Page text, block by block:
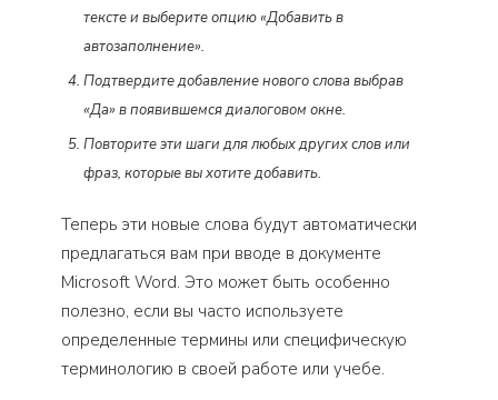
тексте и выберите опцию «Добавить в
автозаполнение».
Подтвердите добавление нового слова выбрав
«Да» в появившемся диалоговом окне.
Повторите эти шаги для любых других слов или
фраз, которые вы хотите добавить.
Теперь эти новые слова будут автоматически
предлагаться вам при вводе в документе
Microsoft Word. Это может быть особенно
полезно, если вы часто используете
определенные термины или специфическую
терминологию в своей работе или учебе.